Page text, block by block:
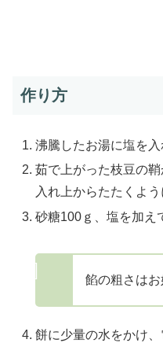
作り方
沸騰したお湯に塩を入
茹で上がった枝豆の
入れ上からたたくよう
砂糖100ｇ、塩を加え
餡の粗さはお
餅に少量の水をかけ